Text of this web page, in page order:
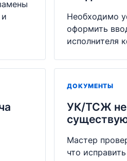
Необходимо
оформить
исполнителя
ДОКУМЕНТЫ
УК/ТСЖ не
Мастер
что